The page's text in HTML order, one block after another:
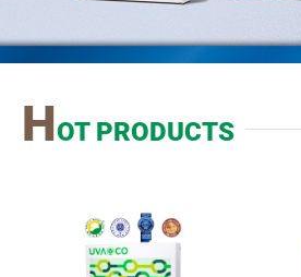
2(一)展
HOT PRODUCTS